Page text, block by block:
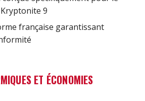
9
française garantissant
ET ÉCONOMIES